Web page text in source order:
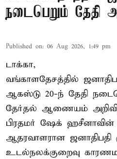
நடைபெறும் தேதி
Published on: 06 Aug 2026, 1:49 pm
டாக்கா,
வங்காளதேசத்தில்
ஆகஸ்டு 20-ந் தேதி
தேர்தல் ஆணையம்
பிரதமர் ஷேக் ஹசீனாவின்
ஆதரவாளரான ஜனாதிபதி
உடல்நலக்குறைவு